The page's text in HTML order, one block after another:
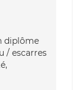
diplôme
/ escarres